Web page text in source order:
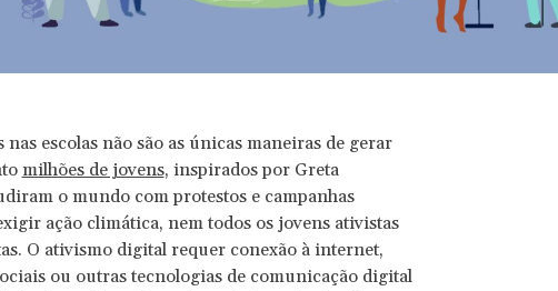
nas escolas não são as únicas maneiras de gerar
milhões de jovens, inspirados por Greta
o mundo com protestos e campanhas
ação climática, nem todos os jovens ativistas
O ativismo digital requer conexão à internet,
ou outras tecnologias de comunicação digital